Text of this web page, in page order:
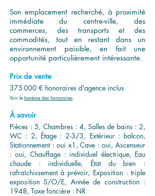
Son emplacement recherché, à proximité
immédiate du centre-ville, des
commerces, des transports et des
commodités, tout en restant dans un
environnement paisible, en fait une
opportunité particulièrement intéressante.
Prix de vente
375 000 € honoraires d'agence inclus
Voir le barème des honoraires
À savoir
Pièces : 5, Chambres : 4, Salles de bains : 2,
WC : 2, Étage : 2-3/3, Extérieur : balcon,
Stationnement : oui x1, Cave : oui, Ascenseur
: oui, Chauffage : individuel électrique, Eau
chaude : individuelle, État du bien :
rafraîchissement à prévoir, Exposition : triple
exposition S/O/E, Année de construction :
1948, Taxe foncière : NR